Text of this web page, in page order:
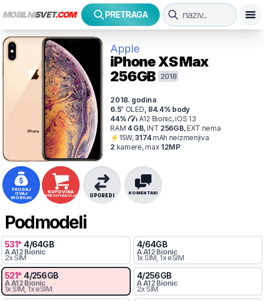
MOBILNISVET.COM PRETRAGA
Apple
iPhone XS Max
256GB 2018
2018. godina
6.5" OLED, 84.4% body
44%
A12 Bionic, iOS 13
RAM 4GB,INT 256GB,EXT nema
⚡ 15W,3174mAh neizmenjiva
2 kamere, max 12MP
PRODAJ
OVAJ
MOBILNI
KUPOVINA
SPECIFIKACIJA KOMENTARI
UPOREDI
Podmodeli
531* 4/64GB
AA12 Bionic
2x SIM
4/64GB
AA12 Bionic
1x SIM, 1x eSIM
521* 4/256GB
AA12 Bionic
1x SIM, 1x eSIM
4/256GB
AA12 Bionic
2x SIM